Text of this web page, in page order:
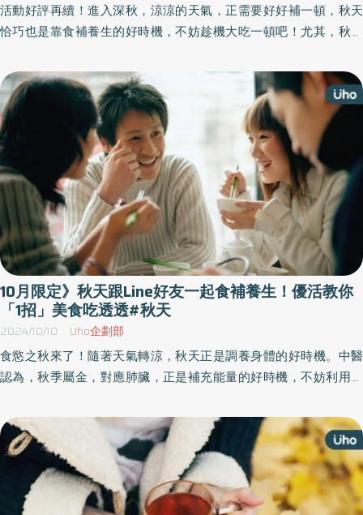
活動好評再續！進入深秋，涼涼的天氣，正需要好好補一頓，秋天
恰巧也是靠食補養生的好時機，不妨趁機大吃一頓吧！尤其，秋天
薑⋯⋯等。《優活健康網》為你整理「秋季限定｜養生食材懶人
包」，限時加入優活LINE好友，在2024年10月31日前回覆指定留
言，就能一鍵免費下載！
10月限定》秋天跟Line好友一起食補養生！優活教你
「1招」美食吃透透#秋天
2024/10/10 Uho企劃部
食慾之秋來了！隨著天氣轉涼，秋天正是調養身體的好時機。中醫
認為，秋季屬金，對應肺臟，正是補充能量的好時機，不妨利用當
等7大食材。《優活健康網》為你整理「秋季限定｜食材懶人包」，
限時加入優活LINE好友，在2024年10月31日前回覆指定留言，就能
一鍵免費下載！